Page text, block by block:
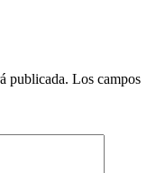
publicada. Los campos